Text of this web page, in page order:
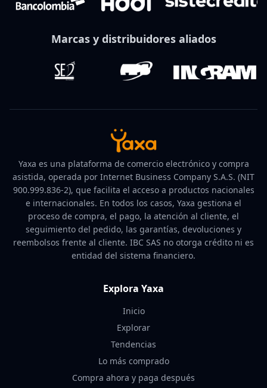
Marcas y distribuidores aliados
Yaxa es una plataforma de comercio electrónico y compra
asistida, operada por Internet Business Company S.A.S. (NIT
900.999.836-2), que facilita el acceso a productos nacionales
e internacionales. En todos los casos, Yaxa gestiona el
proceso de compra, el pago, la atención al cliente, el
seguimiento del pedido, las garantías, devoluciones y
reembolsos frente al cliente. IBC SAS no otorga crédito ni es
entidad del sistema financiero.
Explora Yaxa
Inicio
Explorar
Tendencias
Lo más comprado
Compra ahora y paga después